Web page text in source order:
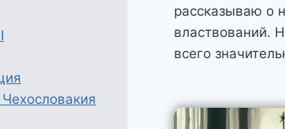
рассказываю о
властвований.
всего